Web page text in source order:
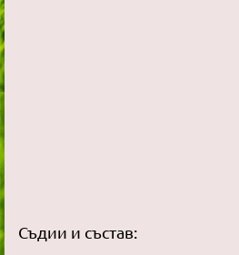
Съдии и състав: